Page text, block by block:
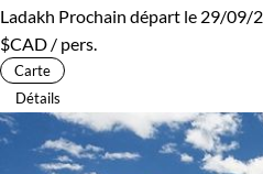
Ladakh Prochain départ le 29/09/
$CAD / pers.
Carte
Détails